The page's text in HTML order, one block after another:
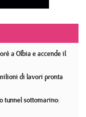
a Olbia e accende il
di lavori pronta
tunnel sottomarino: